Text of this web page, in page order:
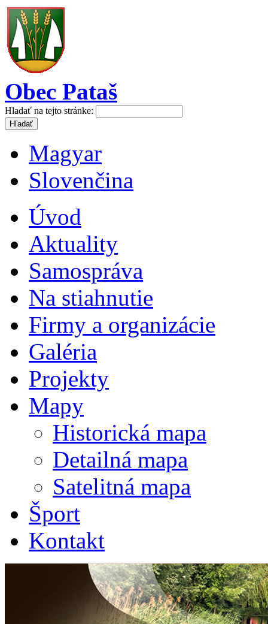
Obec Pataš
Hladať na tejto stránke:
Magyar
Slovenčina
Úvod
Aktuality
Samospráva
Na stiahnutie
Firmy a organizácie
Galéria
Projekty
Mapy
Historická mapa
Detailná mapa
Satelitná mapa
Šport
Kontakt